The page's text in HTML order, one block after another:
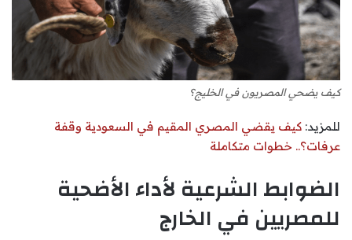
كيف يضحي المصريون في الخليج؟
للمزيد: كيف يقضي المصري المقيم في السعودية وقفة
عرفات؟.. خطوات متكاملة
الضوابط الشرعية لأداء الأضحية
للمصريين في الخارج